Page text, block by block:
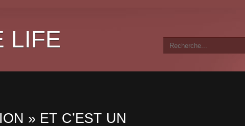
LIFE
» ET C’EST UN